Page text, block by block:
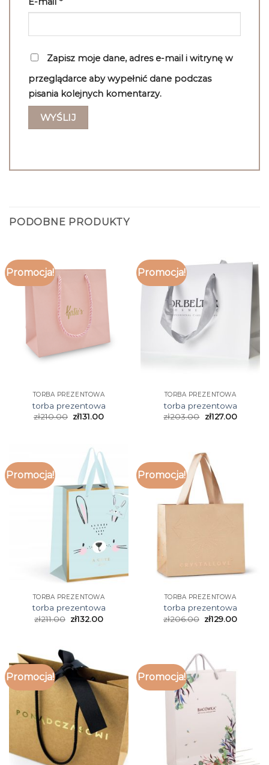
Zapisz moje dane, adres e-mail i witrynę w
przeglądarce aby wypełnić dane podczas
pisania kolejnych komentarzy.
PODOBNE PRODUKTY
Promocja!
TORBA PREZENTOWA
torba prezentowa
zł210.00 zł131.00
Promocja!
TORBA PREZENTOWA
torba prezentowa
zł203.00 zł127.00
Promocja!
TORBA PREZENTOWA
torba prezentowa
zł211.00 zł132.00
Promocja!
TORBA PREZENTOWA
torba prezentowa
zł206.00 zł129.00
Promocja! Promocja!